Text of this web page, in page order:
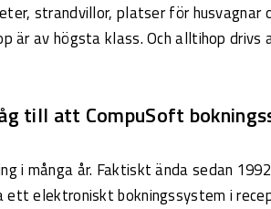
strandvillor, platser för husvagnar
är av högsta klass. Och alltihop drivs
till att CompuSoft
i många år. Faktiskt ända sedan
elektroniskt bokningssystem i